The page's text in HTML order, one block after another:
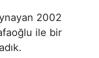
2002
ile bir